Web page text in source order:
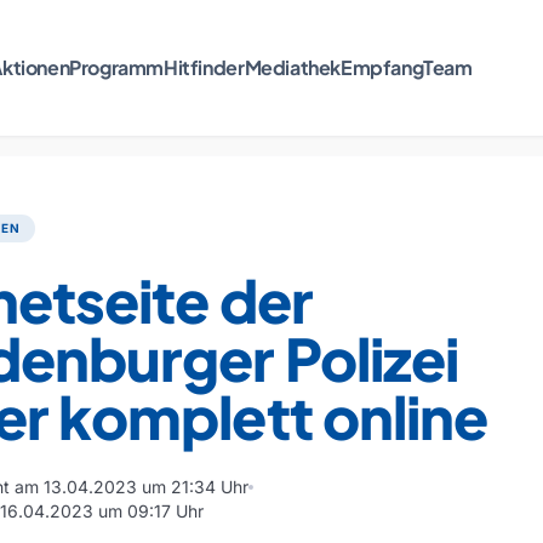
ProgrammHitfinderMediathekEmpfangTeam
der
Polizei
komplett online
am 13.04.2023 um 21:34 Uhr
um 09:17 Uhr